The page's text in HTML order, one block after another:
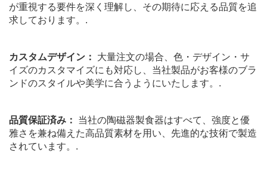
が重視する要件を深く理解し、その期待に応える品質を追
求しております。.
カスタムデザイン：
大量注文の場合、色・デザイン・サ
イズのカスタマイズにも対応し、当社製品がお客様のブラ
ンドのスタイルや美学に合うようにいたします。.
品質保証済み： 当社の陶磁器製食器はすべて、強度と優
雅さを兼ね備えた高品質素材を用い、先進的な技術で製造
されています。.